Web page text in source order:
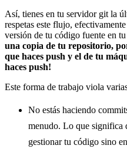
Así, tienes en tu servidor git la
respetas este flujo,
versión de tu código fuente en
una copia de tu repositorio,
que haces push y el de tu
haces push!
Este forma de trabajo viola
No estás haciendo
menudo. Lo que significa
gestionar tu código sino